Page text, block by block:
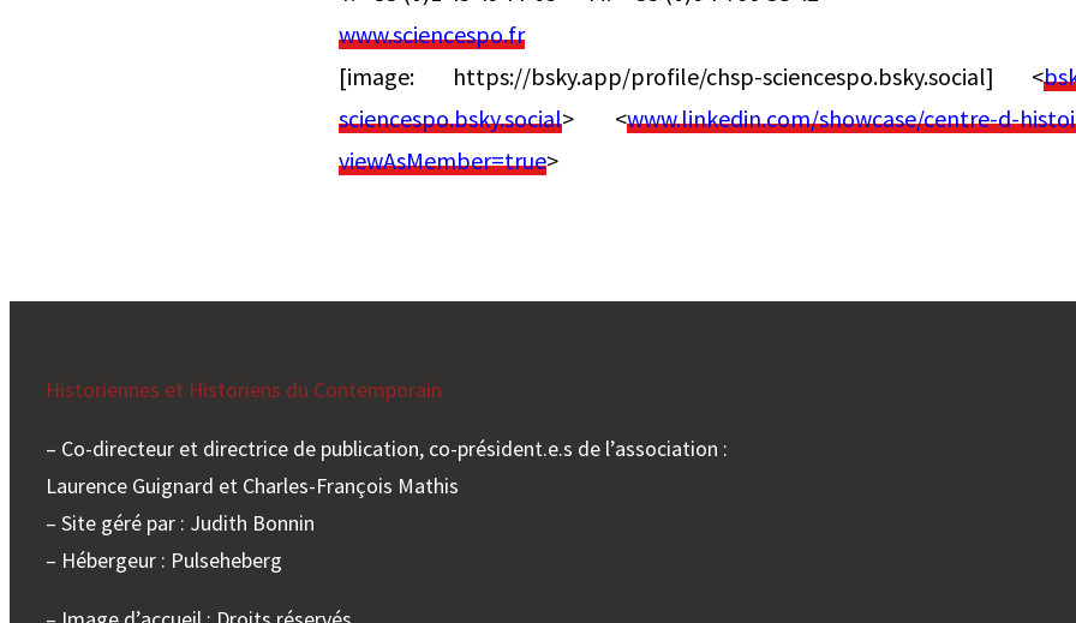
www.sciencespo.fr
[image: https://bsky.app/profile/chsp-sciencespo.bsky.social] <
sciencespo.bsky.social> <www.linkedin.com/showcase/centre-d-
viewAsMember=true>
Historiennes et Historiens du Contemporain
– Co-directeur et directrice de publication, co-président.e.s de l’association :
Laurence Guignard et Charles-François Mathis
– Site géré par : Judith Bonnin
– Hébergeur : Pulseheberg